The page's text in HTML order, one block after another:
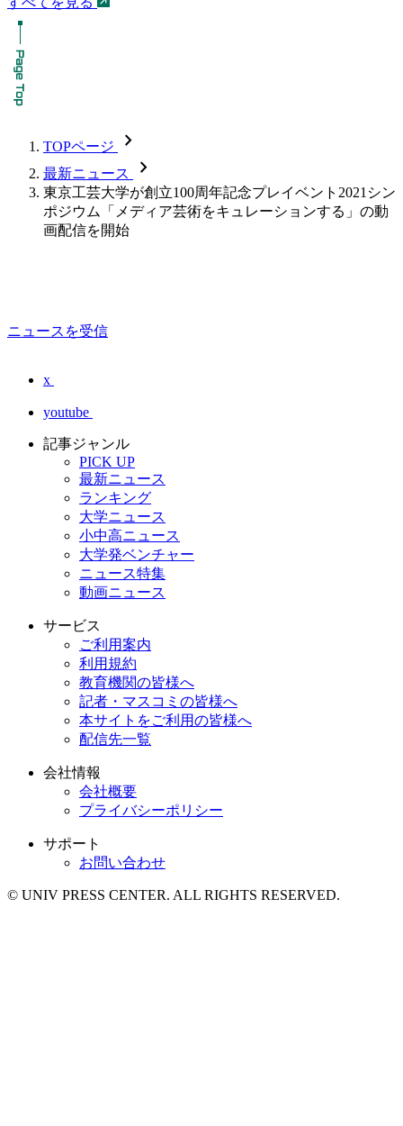
TOPページ chevron_forward
最新ニュース chevron_forward
東京工芸大学が創立100周年記念プレイベント2021シン
ポジウム「メディア芸術をキュレーションする」の動
画配信を開始
ニュースを受信
x
youtube
記事ジャンル
PICK UP
最新ニュース
ランキング
大学ニュース
小中高ニュース
大学発ベンチャー
ニュース特集
動画ニュース
サービス
ご利用案内
利用規約
教育機関の皆様へ
記者・マスコミの皆様へ
本サイトをご利用の皆様へ
配信先一覧
会社情報
会社概要
プライバシーポリシー
サポート
お問い合わせ
© UNIV PRESS CENTER. ALL RIGHTS RESERVED.